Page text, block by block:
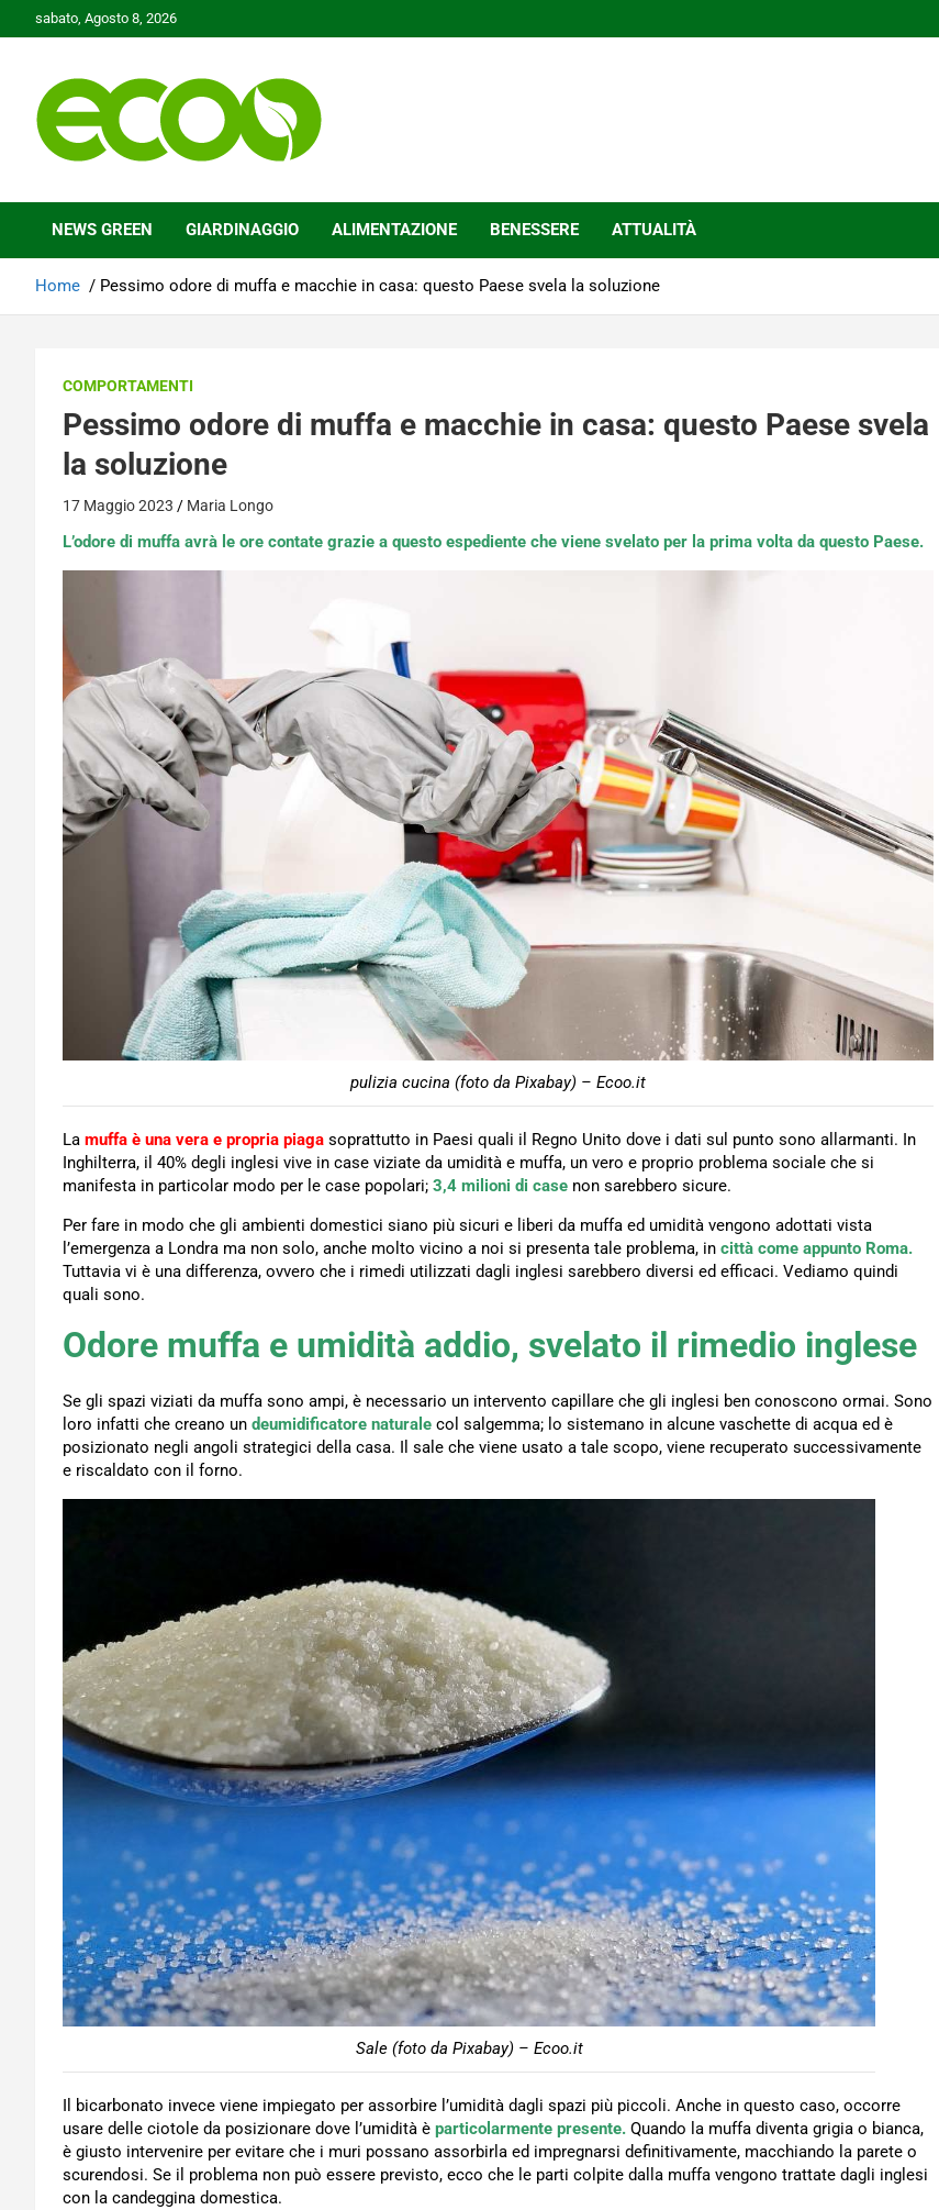
to
sabato, Agosto 8, 2026
Ecoo.it
NEWS GREEN GIARDINAGGIO ALIMENTAZIONE BENESSERE ATTUALITÀ
Home Pessimo odore di muffa e macchie in casa: questo Paese svela la soluzione
COMPORTAMENTI
Pessimo odore di muffa e macchie in casa: questo Paese svela
la soluzione
17 Maggio 2023 Maria Longo
L’odore di muffa avrà le ore contate grazie a questo espediente che viene svelato per la prima volta da questo Paese.
pulizia cucina (foto da Pixabay) – Ecoo.it
La muffa è una vera e propria piaga soprattutto in Paesi quali il Regno Unito dove i dati sul punto sono allarmanti. In
Inghilterra, il 40% degli inglesi vive in case viziate da umidità e muffa, un vero e proprio problema sociale che si
manifesta in particolar modo per le case popolari; 3,4 milioni di case non sarebbero sicure.
Per fare in modo che gli ambienti domestici siano più sicuri e liberi da muffa ed umidità vengono adottati vista
l’emergenza a Londra ma non solo, anche molto vicino a noi si presenta tale problema, in città come appunto Roma.
Tuttavia vi è una differenza, ovvero che i rimedi utilizzati dagli inglesi sarebbero diversi ed efficaci. Vediamo quindi
quali sono.
Odore muffa e umidità addio, svelato il rimedio inglese
Se gli spazi viziati da muffa sono ampi, è necessario un intervento capillare che gli inglesi ben conoscono ormai. Sono
loro infatti che creano un deumidificatore naturale col salgemma; lo sistemano in alcune vaschette di acqua ed è
posizionato negli angoli strategici della casa. Il sale che viene usato a tale scopo, viene recuperato successivamente
e riscaldato con il forno.
Sale (foto da Pixabay) – Ecoo.it
Il bicarbonato invece viene impiegato per assorbire l’umidità dagli spazi più piccoli. Anche in questo caso, occorre
usare delle ciotole da posizionare dove l’umidità è particolarmente presente. Quando la muffa diventa grigia o bianca,
è giusto intervenire per evitare che i muri possano assorbirla ed impregnarsi definitivamente, macchiando la parete o
scurendosi. Se il problema non può essere previsto, ecco che le parti colpite dalla muffa vengono trattate dagli inglesi
con la candeggina domestica.